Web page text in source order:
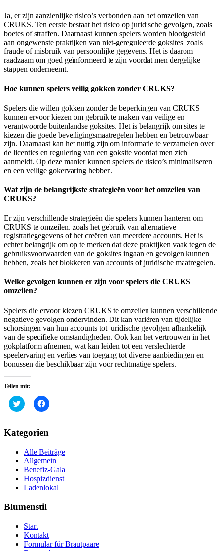
Ja, er zijn aanzienlijke risico’s verbonden aan het omzeilen van
CRUKS. Ten eerste bestaat het risico op juridische gevolgen, zoals
boetes of straffen. Daarnaast kunnen spelers worden blootgesteld
aan ongewenste praktijken van niet-gereguleerde goksites, zoals
fraude of misbruik van persoonlijke gegevens. Het is daarom
raadzaam om goed geïnformeerd te zijn voordat men dergelijke
stappen onderneemt.
Hoe kunnen spelers veilig gokken zonder CRUKS?
Spelers die willen gokken zonder de beperkingen van CRUKS
kunnen ervoor kiezen om gebruik te maken van veilige en
verantwoorde buitenlandse goksites. Het is belangrijk om sites te
kiezen die goede beveiligingsmaatregelen hebben en betrouwbaar
zijn. Daarnaast kan het nuttig zijn om informatie te verzamelen over
de licenties en regulering van een goksite voordat men zich
aanmeldt. Op deze manier kunnen spelers de risico’s minimaliseren
en een veilige gokervaring hebben.
Wat zijn de belangrijkste strategieën voor het omzeilen van
CRUKS?
Er zijn verschillende strategieën die spelers kunnen hanteren om
CRUKS te omzeilen, zoals het gebruik van alternatieve
registratiegegevens of het creëren van meerdere accounts. Het is
echter belangrijk om op te merken dat deze praktijken vaak tegen de
gebruiksvoorwaarden van de goksites ingaan en gevolgen kunnen
hebben, zoals het blokkeren van accounts of juridische maatregelen.
Welke gevolgen kunnen er zijn voor spelers die CRUKS
omzeilen?
Spelers die ervoor kiezen CRUKS te omzeilen kunnen verschillende
negatieve gevolgen ondervinden. Dit kan variëren van tijdelijke
schorsingen van hun accounts tot juridische gevolgen afhankelijk
van de specifieke omstandigheden. Ook kan het vertrouwen in het
gokplatform afnemen, wat kan leiden tot een verslechterde
speelervaring en verlies van toegang tot diverse aanbiedingen en
bonussen die beschikbaar zijn voor rechtmatige spelers.
Teilen mit:
Klick,
um
teilen
(Wird
in
neuem
Fenster
geöffnet)
Klick,
um
teilen
in
neuem
Fenster
geöffnet)
Kategorien
Alle Beiträge
Allgemein
Benefiz-Gala
Hospizdienst
Ladenlokal
Blumenstil
Start
Kontakt
Formular für Brautpaare